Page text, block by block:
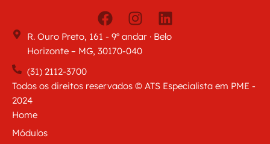
R. Ouro Preto, 161 - 9º andar · Belo
Horizonte – MG, 30170-040
(31) 2112-3700
Todos os direitos reservados © ATS Especialista em PME -
2024
Home
Módulos